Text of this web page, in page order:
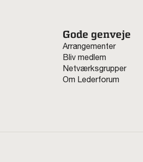
Gode genveje
Arrangementer
Bliv medlem
Netværksgrupper
Om Lederforum